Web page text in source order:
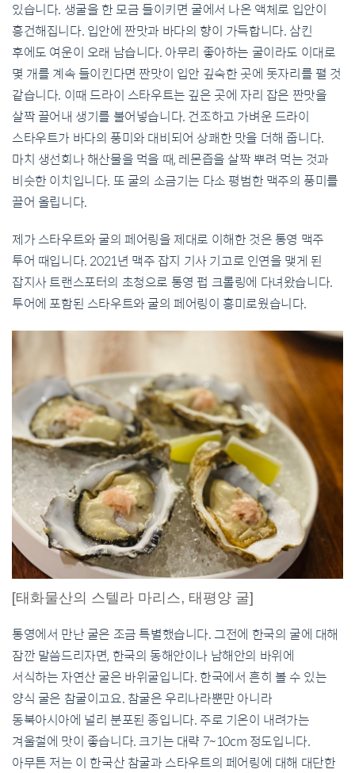
있습니다. 생굴을 한 모금 들이키면 굴에서 나온 액체로 입안이
흥건해집니다. 입안에 짠맛과 바다의 향이 가득합니다. 삼킨
후에도 여운이 오래 남습니다. 아무리 좋아하는 굴이라도 이대로
몇 개를 계속 들이킨다면 짠맛이 입안 깊숙한 곳에 돗자리를 펼 것
같습니다. 이때 드라이 스타우트는 깊은 곳에 자리 잡은 짠맛을
살짝 끌어내 생기를 불어넣습니다. 건조하고 가벼운 드라이
스타우트가 바다의 풍미와 대비되어 상쾌한 맛을 더해 줍니다.
마치 생선회나 해산물을 먹을 때, 레몬즙을 살짝 뿌려 먹는 것과
비슷한 이치입니다. 또 굴의 소금기는 다소 평범한 맥주의 풍미를
끌어 올립니다.
제가 스타우트와 굴의 페어링을 제대로 이해한 것은 통영 맥주
투어 때입니다. 2021년 맥주 잡지 기사 기고로 인연을 맺게 된
잡지사 트랜스포터의 초청으로 통영 펍 크롤링에 다녀왔습니다.
투어에 포함된 스타우트와 굴의 페어링이 흥미로웠습니다.
[태화물산의 스텔라 마리스, 태평양 굴]
통영에서 만난 굴은 조금 특별했습니다. 그전에 한국의 굴에 대해
잠깐 말씀드리자면, 한국의 동해안이나 남해안의 바위에
서식하는 자연산 굴은 바위굴입니다. 한국에서 흔히 볼 수 있는
양식 굴은 참굴이고요. 참굴은 우리나라뿐만 아니라
동북아시아에 널리 분포된 종입니다. 주로 기온이 내려가는
겨울철에 맛이 좋습니다. 크기는 대략 7~10cm 정도입니다.
아무튼 저는 이 한국산 참굴과 스타우트의 페어링에 대해 대단한